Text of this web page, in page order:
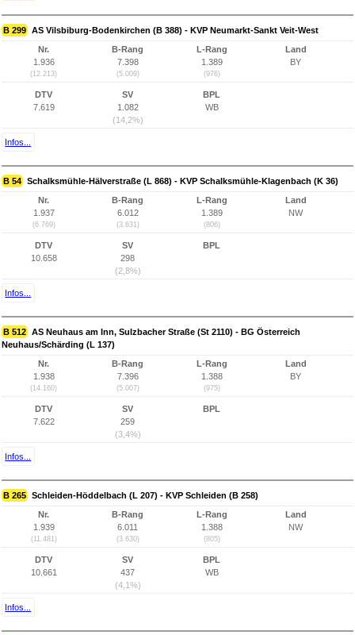
B 299 AS Vilsbiburg-Bodenkirchen (B 388) - KVP Neumarkt-Sankt Veit-West
Nr.
1.936
(12.213)
B-Rang
7.398
(5.009)
L-Rang
1.389
(976)
Land
BY
DTV
7.619
SV
1.082
(14,2%)
BPL
WB
Infos...
B 54 Schalksmühle-Hälverstraße (L 868) - KVP Schalksmühle-Klagenbach (K 36)
Nr.
1.937
(6.769)
B-Rang
6.012
(3.631)
L-Rang
1.389
(806)
Land
NW
DTV
10.658
SV
298
(2,8%)
BPL
Infos...
B 512 AS Neuhaus am Inn, Sulzbacher Straße (St 2110) - BG Österreich
Neuhaus/Schärding (L 137)
Nr.
1.938
(14.160)
B-Rang
7.396
(5.007)
L-Rang
1.388
(975)
Land
BY
DTV
7.622
SV
259
(3,4%)
BPL
Infos...
B 265 Schleiden-Höddelbach (L 207) - KVP Schleiden (B 258)
Nr.
1.939
(11.481)
B-Rang
6.011
(3.630)
L-Rang
1.388
(805)
Land
NW
DTV
10.661
SV
437
(4,1%)
BPL
WB
Infos...